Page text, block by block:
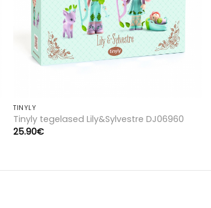
TINYLY
Tinyly tegelased Lily&Sylvestre DJ06960
25.90€